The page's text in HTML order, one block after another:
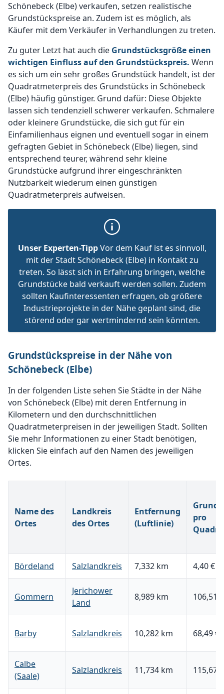
Schönebeck (Elbe) verkaufen, setzen realistische
Grundstückspreise an. Zudem ist es möglich, als
Käufer mit dem Verkäufer in Verhandlungen zu treten.
Zu guter Letzt hat auch die Grundstücksgröße einen
wichtigen Einfluss auf den Grundstückspreis. Wenn
es sich um ein sehr großes Grundstück handelt, ist der
Quadratmeterpreis des Grundstücks in Schönebeck
(Elbe) häufig günstiger. Grund dafür: Diese Objekte
lassen sich tendenziell schwerer verkaufen. Schmalere
oder kleinere Grundstücke, die sich gut für ein
Einfamilienhaus eignen und eventuell sogar in einem
gefragten Gebiet in Schönebeck (Elbe) liegen, sind
entsprechend teurer, während sehr kleine
Grundstücke aufgrund ihrer eingeschränkten
Nutzbarkeit wiederum einen günstigen
Quadratmeterpreis aufweisen.
Unser Experten-TippVor dem Kauf ist es sinnvoll,
mit der Stadt Schönebeck (Elbe) in Kontakt zu
treten. So lässt sich in Erfahrung bringen, welche
Grundstücke bald verkauft werden sollen. Zudem
sollten Kaufinteressenten erfragen, ob größere
Industrieprojekte in der Nähe geplant sind, die
störend oder gar wertmindernd sein könnten.
Grundstückspreise in der Nähe von
Schönebeck (Elbe)
In der folgenden Liste sehen Sie Städte in der Nähe
von Schönebeck (Elbe) mit deren Entfernung in
Kilometern und den durchschnittlichen
Quadratmeterpreisen in der jeweiligen Stadt. Sollten
Sie mehr Informationen zu einer Stadt benötigen,
klicken Sie einfach auf den Namen des jeweiligen
Ortes.
Name des
Ortes
Landkreis
des Ortes
Entfernung
(Luftlinie)
pro
Bördeland Salzlandkreis 7,332 km 4,40 €
Gommern
Jerichower
Land
8,989 km 106,51 €
Barby Salzlandkreis 10,282 km 68,49 €
Calbe
(Saale)
Salzlandkreis 11,734 km 115,67 €